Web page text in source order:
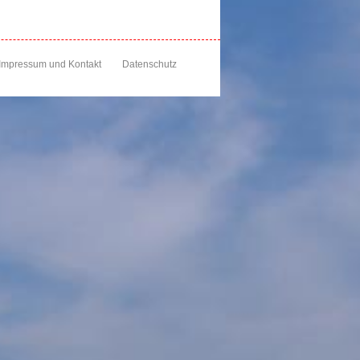
und Kontakt Datenschutz